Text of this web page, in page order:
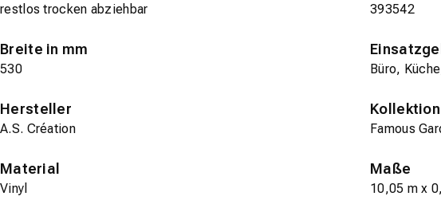
restlos trocken abziehbar 393542
Breite in mm
530 Büro,
Hersteller
A.S. Création
Kollektion
Famous
Material
Vinyl
Maße
10,05 m x